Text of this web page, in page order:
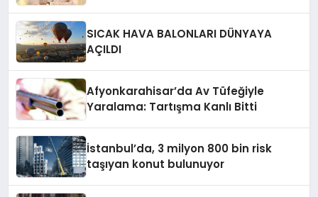
SICAK HAVA BALONLARI DÜNYAYA
AÇILDI
Afyonkarahisar’da Av Tüfeğiyle
Yaralama: Tartışma Kanlı Bitti
İstanbul’da, 3 milyon 800 bin risk
taşıyan konut bulunuyor